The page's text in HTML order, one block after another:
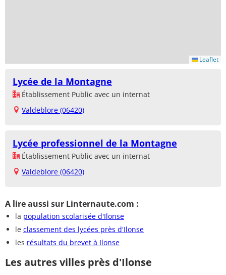
Leaflet
Lycée de la Montagne
Établissement Public avec un internat
Valdeblore (06420)
Lycée professionnel de la Montagne
Établissement Public avec un internat
Valdeblore (06420)
A lire aussi sur Linternaute.com :
la population scolarisée d'Ilonse
le classement des lycées près d'Ilonse
les résultats du brevet à Ilonse
Les autres villes près d'Ilonse